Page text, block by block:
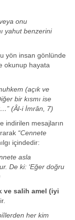
onu
yahut benzerini
yön insan gönlünde
okunup hayata
(açık ve
bir kısmı ise
(Âl-i İmrân, 7)
indirilen mesajların
“Cennete
içindedir:
asla
De ki: ‘Eğer doğru
ve salih amel (iyi
her kim